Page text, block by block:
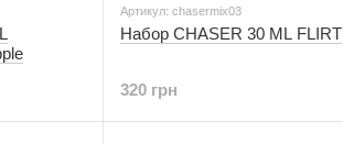
Артикул: chasermix03
Набор CHASER 30 ML FLIRT
320 грн